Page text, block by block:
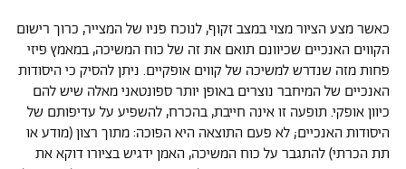
כאשר מצע הציור מצוי במצב זקוף, לנוכח פניו של המצייר, כרוך רישום
הקווים האנכיים שכיוונם תואם את זה של כוח המשיכה, במאמץ פיזי
פחות מזה שנדרש למשיכה של קווים אופקיים. ניתן להסיק כי היסודות
האנכיים של המיחבר נוצרים באופן יותר ספונטאני מאלה שיש להם
כיוון אופקי. תופעה זו אינה חייבת, בהכרח, להשפיע על עדיפותם של
היסודות האנכיים; לא פעם התוצאה היא הפוכה: מתוך רצון (מודע או
תת הכרתי) להתגבר על כוח המשיכה, האמן ידגיש בציורו דוקא את